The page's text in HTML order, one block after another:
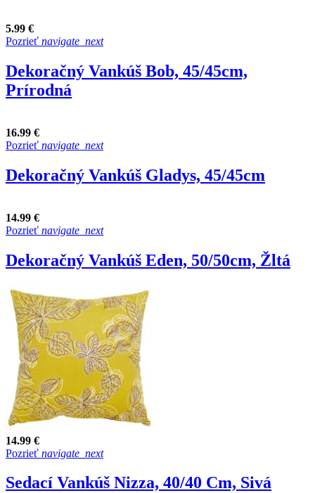
5.99 €
Pozrieť navigate_next
Dekoračný Vankúš Bob, 45/45cm,
Prírodná
16.99 €
Pozrieť navigate_next
Dekoračný Vankúš Gladys, 45/45cm
14.99 €
Pozrieť navigate_next
Dekoračný Vankúš Eden, 50/50cm, Žltá
14.99 €
Pozrieť navigate_next
Sedací Vankúš Nizza, 40/40 Cm, Sivá